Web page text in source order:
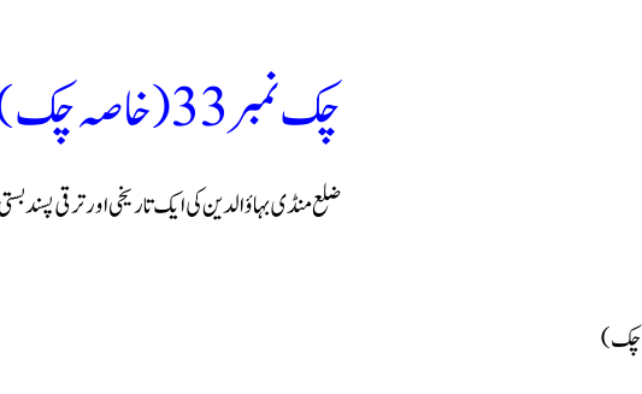
چک نمبر 33 (خاصہ چک)
ضلع منڈی بہاؤالدین کی ایک تاریخی اور ترقی پسند